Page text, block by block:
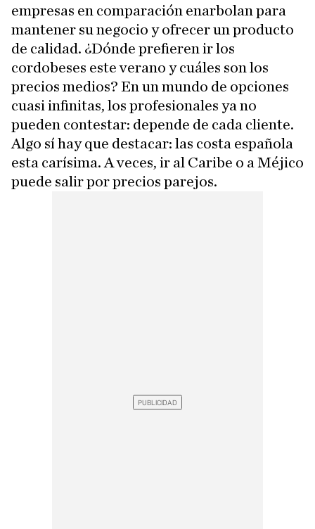
empresas en comparación enarbolan para
mantener su negocio y ofrecer un producto
de calidad. ¿Dónde prefieren ir los
cordobeses este verano y cuáles son los
precios medios? En un mundo de opciones
cuasi infinitas, los profesionales ya no
pueden contestar: depende de cada cliente.
Algo sí hay que destacar: las costa española
esta carísima. A veces, ir al Caribe o a Méjico
puede salir por precios parejos.